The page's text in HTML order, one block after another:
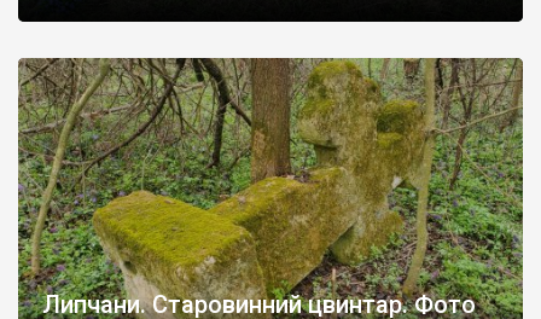
Липчани. Старовинний цвинтар. Фото